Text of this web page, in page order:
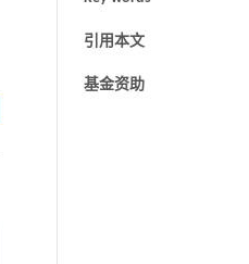
引用本文
基金资助